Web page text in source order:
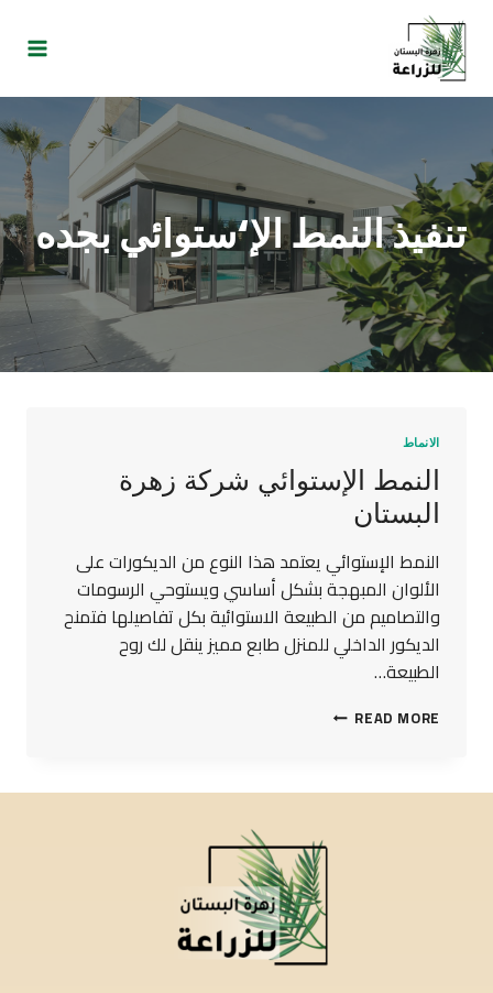
تنفيذ النمط الإ‘ستوائي بجده
الانماط
النمط الإستوائي شركة زهرة
البستان
النمط الإستوائي يعتمد هذا النوع من الديكورات على
الألوان المبهجة بشكل أساسي ويستوحي الرسومات
والتصاميم من الطبيعة الاستوائية بكل تفاصيلها فتمنح
الديكور الداخلي للمنزل طابع مميز ينقل لك روح
الطبيعة…
READ MORE